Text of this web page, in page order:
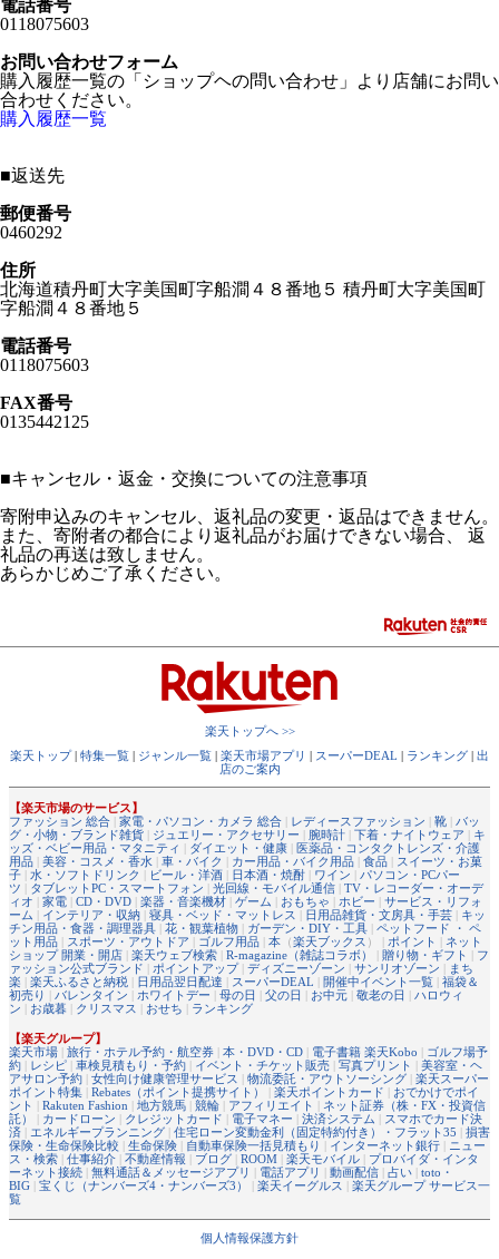
電話番号
0118075603
お問い合わせフォーム
購入履歴一覧の「ショップヘの問い合わせ」より店舗にお問い
合わせください。
購入履歴一覧
■返送先
郵便番号
0460292
住所
北海道積丹町大字美国町字船澗４８番地５ 積丹町大字美国町
字船澗４８番地５
電話番号
0118075603
FAX番号
0135442125
■キャンセル・返金・交換についての注意事項
寄附申込みのキャンセル、返礼品の変更・返品はできません。
また、寄附者の都合により返礼品がお届けできない場合、 返
礼品の再送は致しません。
あらかじめご了承ください。
楽天トップへ >>
楽天トップ| 特集一覧 | ジャンル一覧 | 楽天市場アプリ | スーパーDEAL | ランキング | 出
店のご案内
【楽天市場のサービス】
ファッション 総合 | 家電・パソコン・カメラ 総合 | レディースファッション | 靴 | バッ
グ・小物・ブランド雑貨 | ジュエリー・アクセサリー | 腕時計 | 下着・ナイトウェア | キ
ッズ・ベビー用品・マタニティ | ダイエット・健康 | 医薬品・コンタクトレンズ・介護
用品 | 美容・コスメ・香水 | 車・バイク | カー用品・バイク用品 | 食品 | スイーツ・お菓
子 | 水・ソフトドリンク | ビール・洋酒 | 日本酒・焼酎 | ワイン | パソコン・PCパー
ツ | タブレットPC・スマートフォン | 光回線・モバイル通信 | TV・レコーダー・オーデ
ィオ | 家電 | CD・DVD | 楽器・音楽機材 | ゲーム | おもちゃ | ホビー | サービス・リフォ
ーム | インテリア・収納 | 寝具・ベッド・マットレス | 日用品雑貨・文房具・手芸 | キッ
チン用品・食器・調理器具 | 花・観葉植物 | ガーデン・DIY・工具 | ペットフード ・ ペ
ット用品 | スポーツ・アウトドア | ゴルフ用品 | 本 （楽天ブックス ） | ポイント | ネット
ショップ 開業・開店 | 楽天ウェブ検索 | R-magazine（雑誌コラボ） | 贈り物・ギフト | フ
ァッション公式ブランド | ポイントアップ| ディズニーゾーン | サンリオゾーン | まち
楽 | 楽天ふるさと納税 | 日用品翌日配達 | スーパーDEAL | 開催中イベント一覧 | 福袋＆
初売り | バレンタイン | ホワイトデー | 母の日 | 父の日 | お中元 | 敬老の日 | ハロウィ
ン | お歳暮 | クリスマス | おせち | ランキング
【楽天グループ】
楽天市場 | 旅行・ホテル予約・航空券 | 本・DVD・CD | 電子書籍 楽天Kobo | ゴルフ場予
約 | レシピ | 車検見積もり・予約 | イベント・チケット販売 | 写真プリント | 美容室・ヘ
アサロン予約 | 女性向け健康管理サービス | 物流委託・アウトソーシング | 楽天スーパー
ポイント特集 | Rebates（ポイント提携サイト） | 楽天ポイントカード | おでかけでポイ
ント | Rakuten Fashion | 地方競馬 | 競輪 | アフィリエイト | ネット証券（株・FX・投資信
託）
| カードローン | クレジットカード | 電子マネー | 決済システム | スマホでカード決
済 | エネルギープランニング | 住宅ローン変動金利（固定特約付き）・フラット35 | 損害
保険・生命保険比較 | 生命保険 | 自動車保険一括見積もり | インターネット銀行 | ニュー
ス・検索 | 仕事紹介 | 不動産情報 | ブログ | ROOM | 楽天モバイル | プロバイダ・インタ
ーネット接続 | 無料通話＆メッセージアプリ | 電話アプリ | 動画配信 | 占い | toto・
BIG | 宝くじ（ナンバーズ4・ナンバーズ3） | 楽天イーグルス | 楽天グループ サービス一
覧
個人情報保護方針